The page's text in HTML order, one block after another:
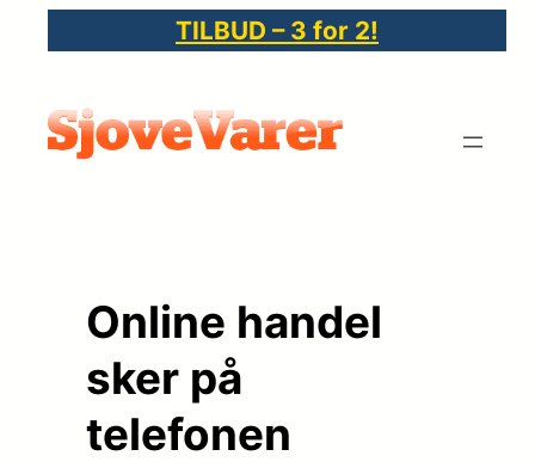
indhold
TILBUD – 3 for 2!
Online handel
sker på
telefonen